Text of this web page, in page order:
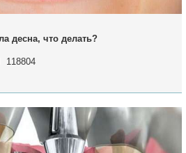
десна, что делать?
118804